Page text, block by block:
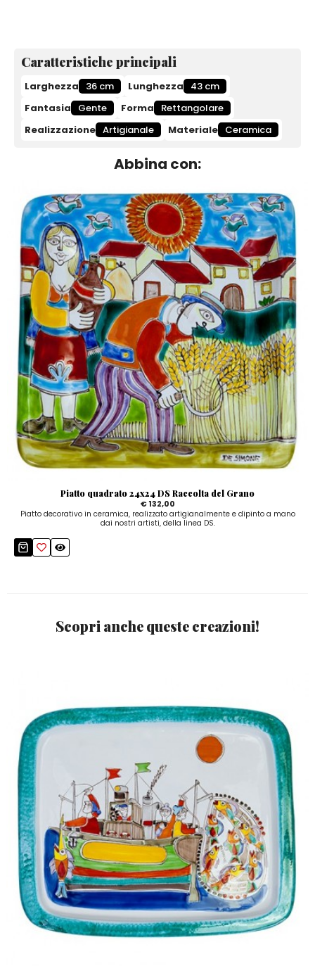
Caratteristiche principali
Larghezza 36 cm Lunghezza
43 cm
Fantasia
Gente Forma
Rettangolare
Realizzazione Artigianale Materiale Ceramica
Abbina con:
Piatto quadrato 24x24 DS Raccolta del Grano
€ 132,00
Piatto decorativo in ceramica, realizzato artigianalmente e dipinto a mano
dai nostri artisti, della linea DS.
Scopri anche queste creazioni!